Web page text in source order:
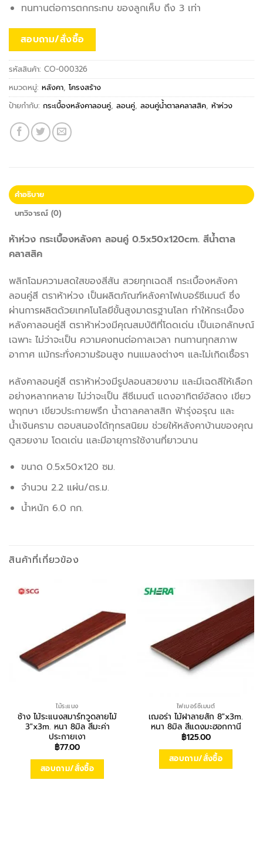
ทนทานต่อการตกกระทบ ของลูกเห็บ ถึง 3 เท่า
สอบถาม/สั่งซื้อ
รหัสสินค้า: CO-000326
หมวดหมู่: หลังคา, โครงสร้าง
ป้ายกำกับ: กระเบื้องหลังคาลอนคู่, ลอนคู่, ลอนคู่น้ำตาลคลาสสิค, ห้าห่วง
คำอธิบาย
บทวิจารณ์ (0)
ห้าห่วง กระเบื้องหลังคา ลอนคู่ 0.5x50x120cm. สีน้ำตาล
คลาสสิค
พลิกโฉมความสดใสของสีสัน สวยทุกเฉดสี กระเบื้องหลังคา
ลอนคู่สี ตราห้าห่วง เป็นผลิตภัณฑ์หลังคาไฟเบอร์ซีเมนต์ ซึ่ง
ผ่านการผลิตด้วยเทคโนโลยีขั้นสูงมาตรฐานโลก ทำให้กระเบื้อง
หลังคาลอนคู่สี ตราห้าห่วงมีคุณสมบัติที่โดดเด่น เป็นเอกลักษณ์
เฉพาะ ไม่ว่าจะเป็น ความคงทนต่อกาลเวลา ทนทานทุกสภาพ
อากาศ แม้กระทั่งความร้อนสูง ทนแมลงต่างๆ และไม่เกิดเชื้อรา
หลังคาลอนคู่สี ตราห้าห่วงมีรูปลอนสวยงาม และมีเฉดสีให้เลือก
อย่างหลากหลาย ไม่ว่าจะเป็น สีซีเมนต์ แดงอาทิตย์อัสดง เขียว
พฤกษา เขียวประกายพรึก น้ำตาลคลาสสิก ฟ้ารุ่งอรุณ และ
น้ำเงินคราม ตอบสนองได้ทุกรสนิยม ช่วยให้หลังคาบ้านของคุณ
ดูสวยงาม โดดเด่น และมีอายุการใช้งานที่ยาวนาน
ขนาด 0.5x50x120 ซม.
จำนวน 2.2 แผ่น/ตร.ม.
น้ำหนัก 6.0 กก.
สินค้าที่เกี่ยวข้อง
ไม้ระแนง
ช้าง ไม้ระแนงสมาร์ทวูดลายไม้
3″x3m. หนา 8มิล สีมะค่า
ประกายเงา
฿77.00
สอบถาม/สั่งซื้อ
ไฟเบอร์ซีเมนต์
เฌอร่า ไม้ฝาลายสัก 8″x3m.
หนา 8มิล สีแดงมะฮอกกานี
฿125.00
สอบถาม/สั่งซื้อ